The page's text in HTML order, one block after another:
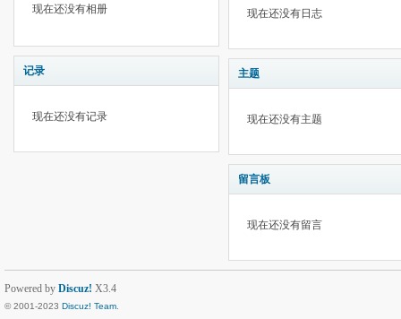
现在还没有相册
记录
现在还没有记录
现在还没有日志
主题
现在还没有主题
留言板
现在还没有留言
Powered by Discuz! X3.4
© 2001-2023 Discuz! Team